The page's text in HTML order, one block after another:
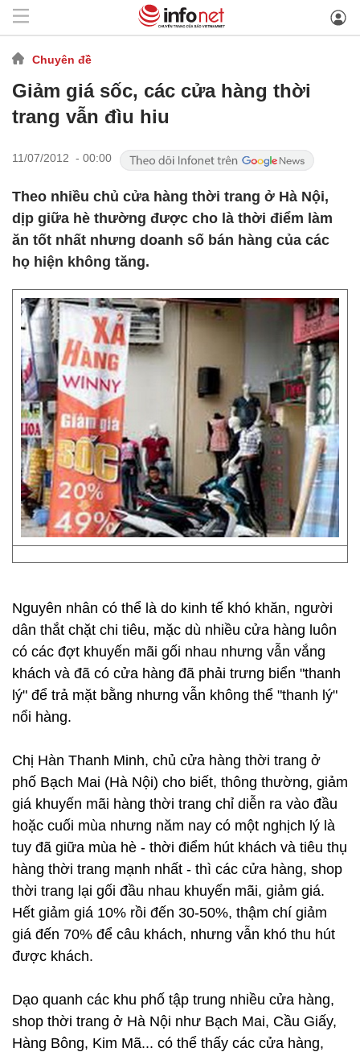
Chuyên đề
Giảm giá sốc, các cửa hàng thời
trang vẫn đìu hiu
11/07/2012 - 00:00
Theo nhiều chủ cửa hàng thời trang ở Hà Nội,
dịp giữa hè thường được cho là thời điểm làm
ăn tốt nhất nhưng doanh số bán hàng của các
họ hiện không tăng.
Nguyên nhân có thể là do kinh tế khó khăn, người
dân thắt chặt chi tiêu, mặc dù nhiều cửa hàng luôn
có các đợt khuyến mãi gối nhau nhưng vẫn vắng
khách và đã có cửa hàng đã phải trưng biển "thanh
lý" để trả mặt bằng nhưng vẫn không thể "thanh lý"
nổi hàng.
Chị Hàn Thanh Minh, chủ cửa hàng thời trang ở
phố Bạch Mai (Hà Nội) cho biết, thông thường, giảm
giá khuyến mãi hàng thời trang chỉ diễn ra vào đầu
hoặc cuối mùa nhưng năm nay có một nghịch lý là
tuy đã giữa mùa hè - thời điểm hút khách và tiêu thụ
hàng thời trang mạnh nhất - thì các cửa hàng, shop
thời trang lại gối đầu nhau khuyến mãi, giảm giá.
Hết giảm giá 10% rồi đến 30-50%, thậm chí giảm
giá đến 70% để câu khách, nhưng vẫn khó thu hút
được khách.
Dạo quanh các khu phố tập trung nhiều cửa hàng,
shop thời trang ở Hà Nội như Bạch Mai, Cầu Giấy,
Hàng Bông, Kim Mã... có thể thấy các cửa hàng,